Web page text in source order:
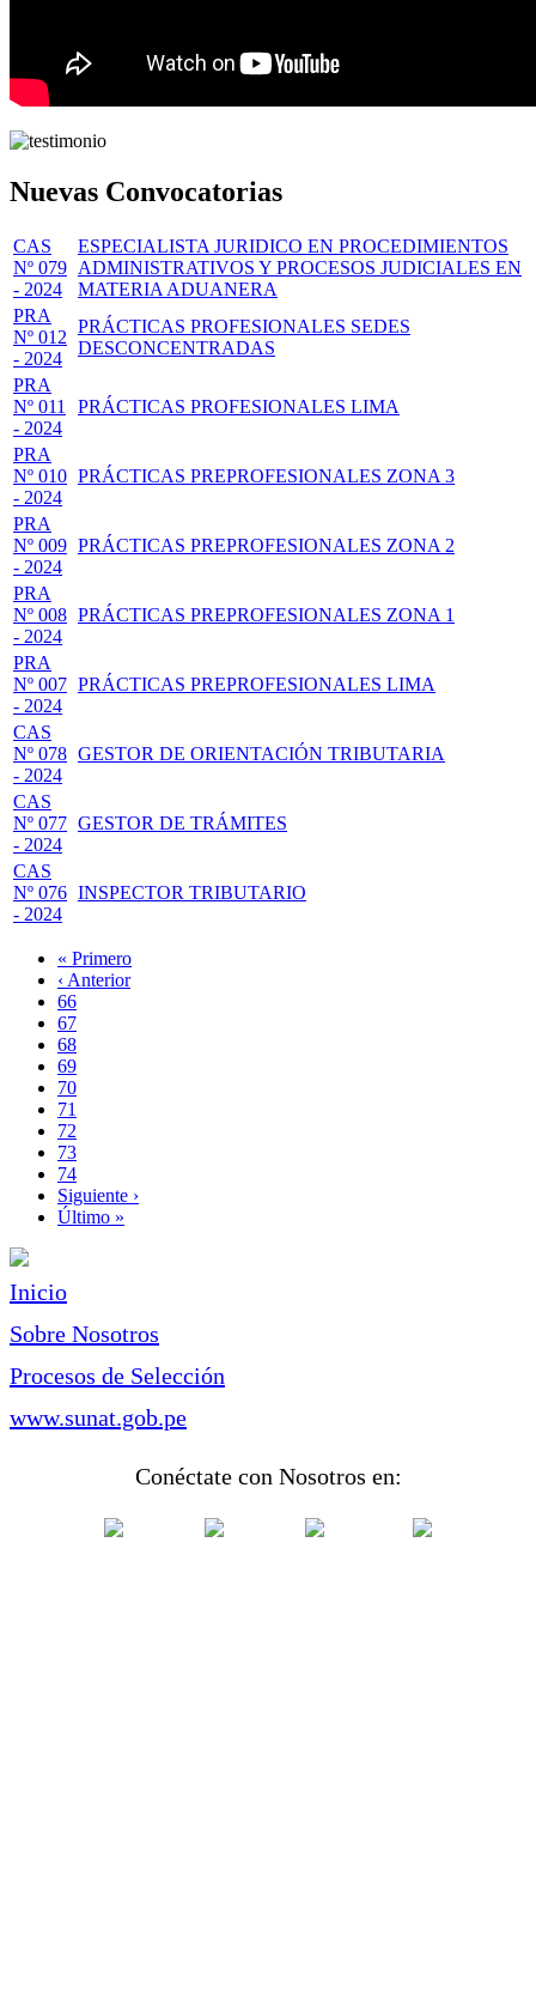
Nuevas Convocatorias
CAS
Nº 079
- 2024
ESPECIALISTA JURIDICO EN PROCEDIMIENTOS
ADMINISTRATIVOS Y PROCESOS JUDICIALES EN
MATERIA ADUANERA
PRA
Nº 012
- 2024
PRÁCTICAS PROFESIONALES SEDES
DESCONCENTRADAS
PRA
Nº 011
- 2024
PRÁCTICAS PROFESIONALES LIMA
PRA
Nº 010
- 2024
PRÁCTICAS PREPROFESIONALES ZONA 3
PRA
Nº 009
- 2024
PRÁCTICAS PREPROFESIONALES ZONA 2
PRA
Nº 008
- 2024
PRÁCTICAS PREPROFESIONALES ZONA 1
PRA
Nº 007
- 2024
PRÁCTICAS PREPROFESIONALES LIMA
CAS
Nº 078
- 2024
GESTOR DE ORIENTACIÓN TRIBUTARIA
CAS
Nº 077
- 2024
GESTOR DE TRÁMITES
CAS
Nº 076
- 2024
INSPECTOR TRIBUTARIO
Paginación
Primera
página
« Primero
Página
anterior
‹ Anterior
Page
66
Page
67
Page
68
Page
69
Página
actual
70
Page
71
Page
72
Page
73
Page
74
Siguiente
página
Siguiente ›
Última
Último »
Inicio
Sobre Nosotros
Procesos de Selección
www.sunat.gob.pe
Conéctate con Nosotros en: